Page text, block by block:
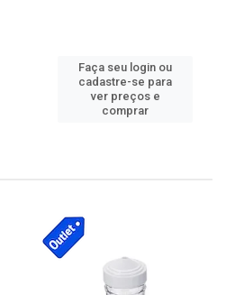
Faça seu login ou
cadastre-se para
ver preços e
comprar